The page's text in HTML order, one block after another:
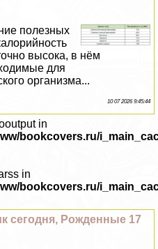
полезных
высока, в нём
для
организма...
10 07 2026 9:45:44
in
bookcovers.ru/
in
bookcovers.ru/
сегодня, Рожденные 17